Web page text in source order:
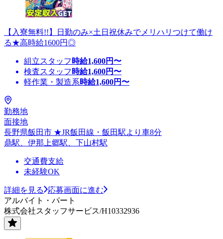
【入寮無料!!】日勤のみ×土日祝休みでメリハリつけて働け
る★高時給1600円◎
組立スタッフ 時給1,600円〜
検査スタッフ 時給1,600円〜
軽作業・製造系時給1,600円〜
勤務地
面接地
長野県飯田市 ★JR飯田線・飯田駅より車8分
鼎駅、伊那上郷駅、下山村駅
交通費支給
未経験OK
詳細を見る
応募画面に進む
アルバイト・パート
株式会社スタッフサービス/H10332936